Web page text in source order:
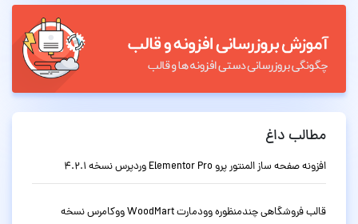
مطالب داغ
افزونه صفحه ساز المنتور پرو Elementor Pro وردپرس نسخه 4.2.1
قالب فروشگاهی چندمنظوره وودمارت WoodMart ووکامرس نسخه